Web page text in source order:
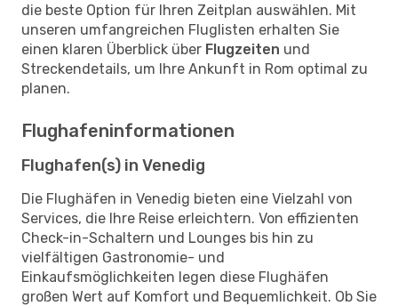
die beste Option für Ihren Zeitplan auswählen. Mit
unseren umfangreichen Fluglisten erhalten Sie
einen klaren Überblick über Flugzeiten und
Streckendetails, um Ihre Ankunft in Rom optimal zu
planen.
Flughafeninformationen
Flughafen(s) in Venedig
Die Flughäfen in Venedig bieten eine Vielzahl von
Services, die Ihre Reise erleichtern. Von effizienten
Check-in-Schaltern und Lounges bis hin zu
vielfältigen Gastronomie- und
Einkaufsmöglichkeiten legen diese Flughäfen
großen Wert auf Komfort und Bequemlichkeit. Ob Sie